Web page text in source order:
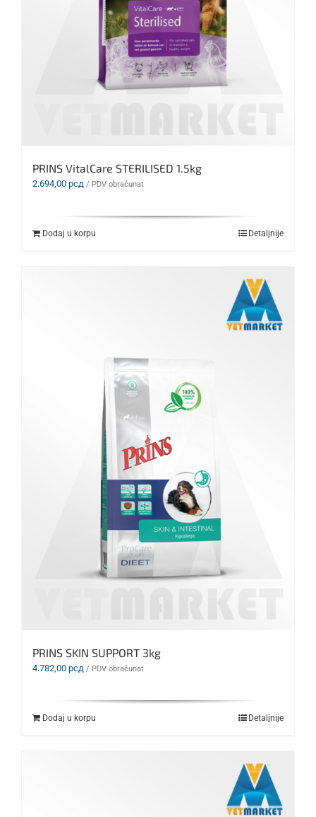
PRINS VitalCare STERILISED 1.5kg
2.694,00 рсд / PDV obračunat
Dodaj u korpu Detaljnije
PRINS SKIN SUPPORT 3kg
4.782,00 рсд / PDV obračunat
Dodaj u korpu Detaljnije